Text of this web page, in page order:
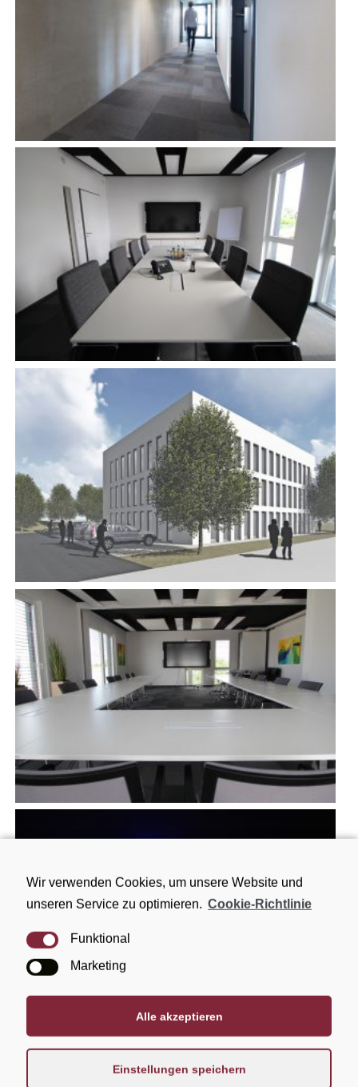
Wir verwenden Cookies, um unsere Website und
unseren Service zu optimieren. Cookie-Richtlinie
Funktional
Marketing
Alle akzeptieren
Einstellungen speichern